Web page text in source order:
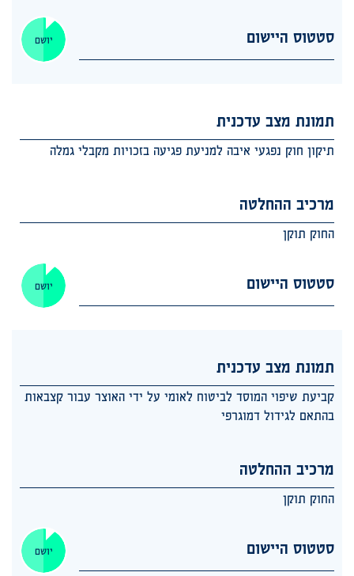
סטטוס היישום יושם
תמונת מצב עדכנית
תיקון חוק נפגעי איבה למניעת פגיעה בזכויות מקבלי גמלה
מרכיב ההחלטה
החוק תוקן
סטטוס היישום יושם
תמונת מצב עדכנית
קביעת שיפוי המוסד לביטוח לאומי על ידי האוצר עבור קצבאות
בהתאם לגידול דמוגרפי
מרכיב ההחלטה
החוק תוקן
סטטוס היישום יושם